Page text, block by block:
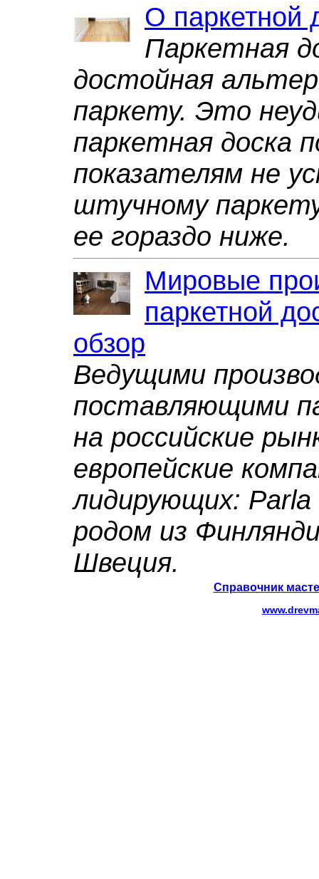
О паркетной
Паркетная
достойная
паркету. Это
паркетная доска
показателям не
штучному
ее гораздо ниже.
Мировые
паркетной
обзор
Ведущими
поставляющими
на российские
европейские
лидирующих: Parla
родом из
Швеция.
Справочник